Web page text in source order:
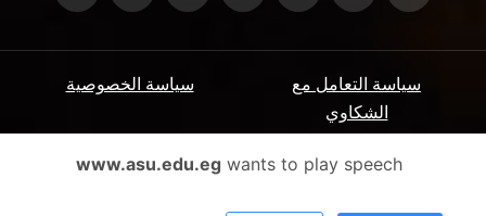
سياسة الخصوصية
سياسة التعامل مع
الشكاوي
الأسئلة الشائعة ميثاق المتعاملين www.asu.edu.egwants to play speech